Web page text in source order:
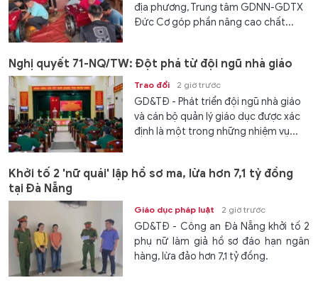
địa phương, Trung tâm GDNN-GDTX
Đức Cơ góp phần nâng cao chất...
Nghị quyết 71-NQ/TW: Đột phá từ đội ngũ nhà giáo
Trao đổi 2 giờ trước
GD&TĐ - Phát triển đội ngũ nhà giáo
và cán bộ quản lý giáo dục được xác
định là một trong những nhiệm vụ...
Khởi tố 2 'nữ quái' lập hồ sơ ma, lừa hơn 7,1 tỷ đồng
tại Đà Nẵng
Giáo dục pháp luật 2 giờ trước
GD&TĐ - Công an Đà Nẵng khởi tố 2
phụ nữ làm giả hồ sơ đáo hạn ngân
hàng, lừa đảo hơn 7,1 tỷ đồng.